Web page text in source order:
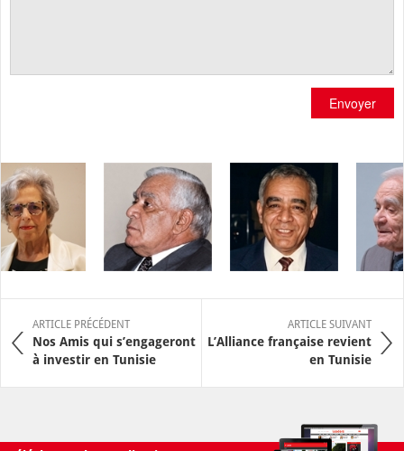
Envoyer
ARTICLE PRÉCÉDENT
Nos Amis qui s’engageront
à investir en Tunisie
ARTICLE SUIVANT
L’Alliance française revient
en Tunisie